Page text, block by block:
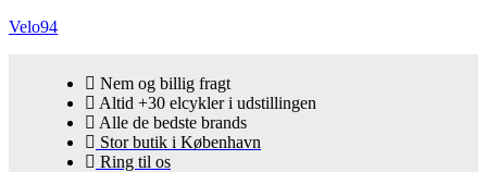
Velo94
Nem og billig fragt
Altid +30 elcykler i udstillingen
Alle de bedste brands
Stor butik i København
Ring til os